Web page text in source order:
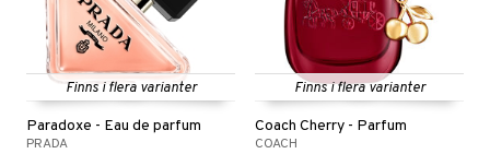
Finns i flera varianter
Paradoxe - Eau de parfum
PRADA
Finns i flera varianter
Coach Cherry - Parfum
COACH